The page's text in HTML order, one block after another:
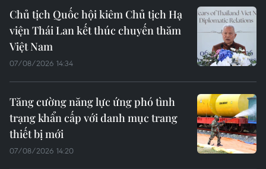
Chủ tịch Quốc hội kiêm Chủ tịch Hạ
viện Thái Lan kết thúc chuyến thăm
Việt Nam
07/08/2026 14:34
Tăng cường năng lực ứng phó tình
trạng khẩn cấp với danh mục trang
thiết bị mới
07/08/2026 14:20